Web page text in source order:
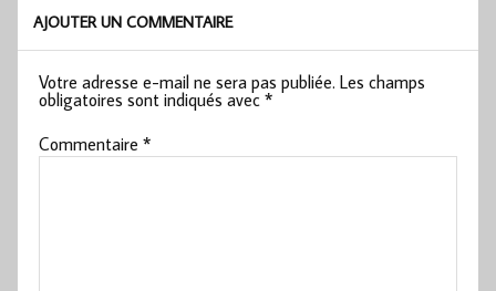
AJOUTER UN COMMENTAIRE
Votre adresse e-mail ne sera pas publiée. Les champs
obligatoires sont indiqués avec*
Commentaire*